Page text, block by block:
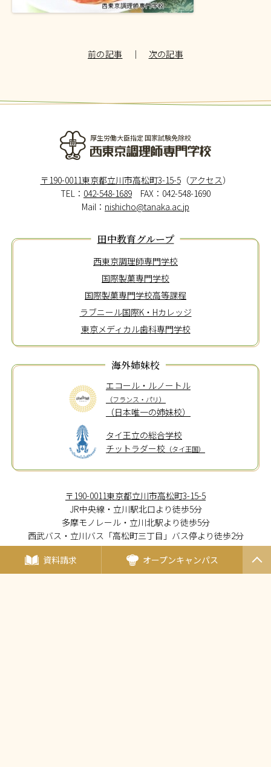
前の記事 ｜ 次の記事
厚生労働大臣指定 国家試験免除校
〒190-0011東京都立川市高松町3-15-5（アクセス）
TEL： 042-548-1689 FAX：042-548-1690
Mail： nishicho@tanaka.ac.jp
田中教育グループ
西東京調理師専門学校
国際製菓専門学校
国際製菓専門学校高等課程
ラブニール国際K・Hカレッジ
東京メディカル歯科専門学校
海外姉妹校
エコール・ルノートル
（フランス・パリ）
（日本唯一の姉妹校）
タイ王立の総合学校
チットラダー校 （タイ王国）
〒190-0011東京都立川市高松町3-15-5
JR中央線・立川駅北口より徒歩5分
多摩モノレール・立川北駅より徒歩5分
西武バス・立川バス「高松町三丁目」バス停より徒歩2分
資料請求
オープンキャンパス